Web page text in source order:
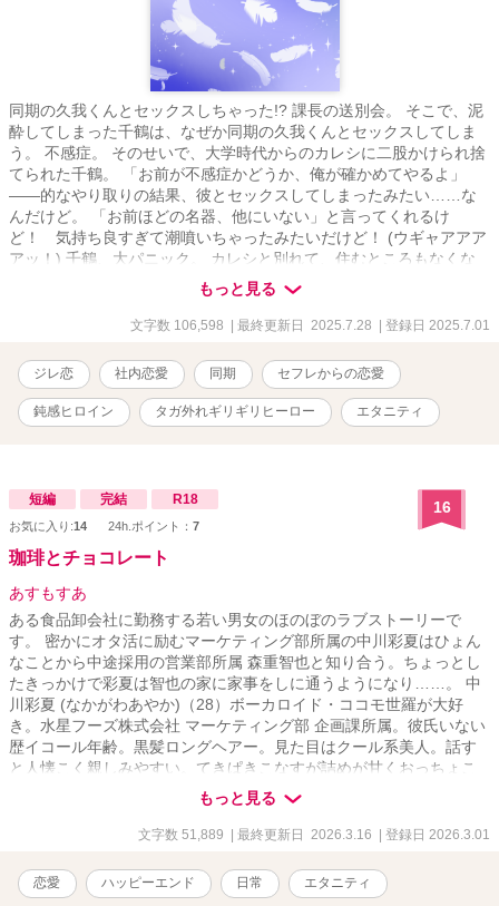
同期の久我くんとセックスしちゃった!? 課長の送別会。 そこで、泥
酔してしまった千鶴は、なぜか同期の久我くんとセックスしてしま
う。 不感症。 そのせいで、大学時代からのカレシに二股かけられ捨
てられた千鶴。 「お前が不感症かどうか、俺が確かめてやるよ」
――的なやり取りの結果、彼とセックスしてしまったみたい……な
んだけど。 「お前ほどの名器、他にいない」と言ってくれるけ
ど！ 気持ち良すぎて潮噴いちゃったみたいだけど！ (ウギャアアア
アッ！) 千鶴、大パニック。 カレシと別れて、住むところもなくな
った千鶴に、久我くんは「セフレとして同居」を提案してくれて。
その提案に乗った千鶴だけど。 (全然、手を出してこない) なん
で？ 泥酔してたわたしを抱くぐらいなんだから、久我くん、絶倫
くれたり。千鶴から料理を学ぼうとしてくれたり。 久我くんとの生
活は、楽しいのだけれど。 セフレなのに、セックスさせられること
は一度もなくて。 (でも、これでいいのかもしれない) 一度はセック
スしちゃったけど、恋人同士でもないんだから。そう簡単に体繋げ
からない彼の考えに、モヤモヤする心と体。 セックスしないのな
ら、どうして同居を提案したの？ 鈍感ヒロインが、理性のタガが外
れそうで必死ヒーローに溺愛されていることに気づくまでの物語。
もっと見る
文字数 106,598 | 最終更新日 2025.7.28 | 登録日 2025.7.01
ジレ恋 社内恋愛 同期 セフレからの恋愛
鈍感ヒロイン タガ外れギリギリヒーロー エタニティ
短編 完結 R18
お気に入り:14 24h.ポイント： 7
16
珈琲とチョコレート
あすもすあ
ある食品卸会社に勤務する若い男女のほのぼのラブストーリーで
す。 密かにオタ活に励むマーケティング部所属の中川彩夏はひょん
なことから中途採用の営業部所属 森重智也と知り合う。ちょっとし
たきっかけで彩夏は智也の家に家事をしに通うようになり……。 中
川彩夏 (なかがわあやか)（28）ボーカロイド・ココモ世羅が大好
き。水星フーズ株式会社 マーケティング部 企画課所属。彼氏いない
歴イコール年齢。黒髪ロングヘアー。見た目はクール系美人。話す
と人懐こく親しみやすい。てきぱきこなすが詰めが甘くおっちょこ
ちょい。ちょっと天然。色恋沙汰に関してはかなりずれている。家
事・掃除大好き女子。好きな食べ物はチョコレート。163cm、52
㎏。 森重智也 (もりしげともや)（27）水星フーズ株式会社 営業部
味。今時ツーブロックの犬顔系男子。営業部ゆえ人当たりがよく人
の懐に入るのがうまい。オンとオフの落差が激しい。休日は二日酔
もっと見る
文字数 51,889 | 最終更新日 2026.3.16 | 登録日 2026.3.01
恋愛 ハッピーエンド 日常 エタニティ